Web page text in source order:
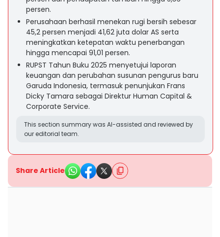
persen.
Perusahaan berhasil menekan rugi bersih sebesar
45,2 persen menjadi 41,62 juta dolar AS serta
meningkatkan ketepatan waktu penerbangan
hingga mencapai 91,01 persen.
RUPST Tahun Buku 2025 menyetujui laporan
keuangan dan perubahan susunan pengurus baru
Garuda Indonesia, termasuk penunjukan Frans
Dicky Tamara sebagai Direktur Human Capital &
Corporate Service.
This section summary was AI-assisted and reviewed by
our editorial team.
Share Article